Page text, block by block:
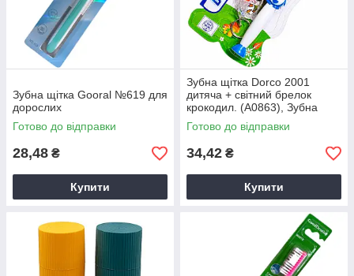
Зубна щітка Gooral №619 для
дорослих
Готово до відправки
28,48 ₴
Купити
Зубна щітка Dorco 2001
дитяча + світний брелок
крокодил. (А0863), Зубна
щітка для дітей
Готово до відправки
34,42 ₴
Купити